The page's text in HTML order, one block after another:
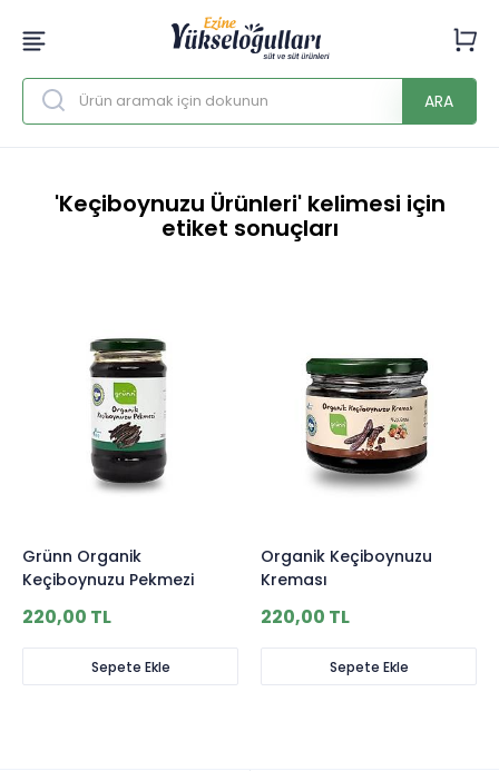
ARA
'Keçiboynuzu Ürünleri' kelimesi için
etiket sonuçları
Grünn Organik
Keçiboynuzu Pekmezi
220,00 TL
Sepete Ekle
Organik Keçiboynuzu
Kreması
220,00 TL
Sepete Ekle